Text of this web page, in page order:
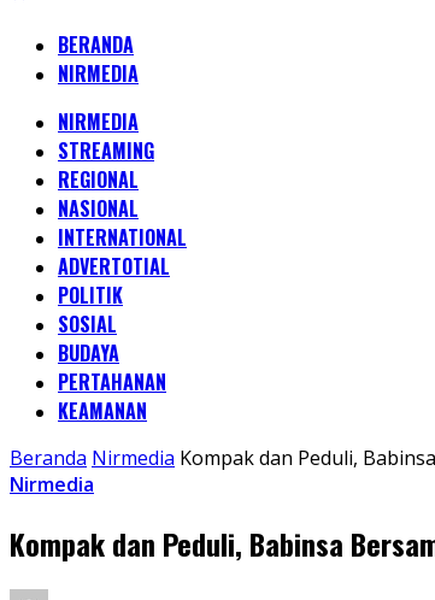
BERANDA
NIRMEDIA
NIRMEDIA
STREAMING
REGIONAL
NASIONAL
INTERNATIONAL
ADVERTOTIAL
POLITIK
SOSIAL
BUDAYA
PERTAHANAN
KEAMANAN
Beranda Nirmedia Kompak dan Peduli,
Nirmedia
Kompak dan Peduli, Babinsa